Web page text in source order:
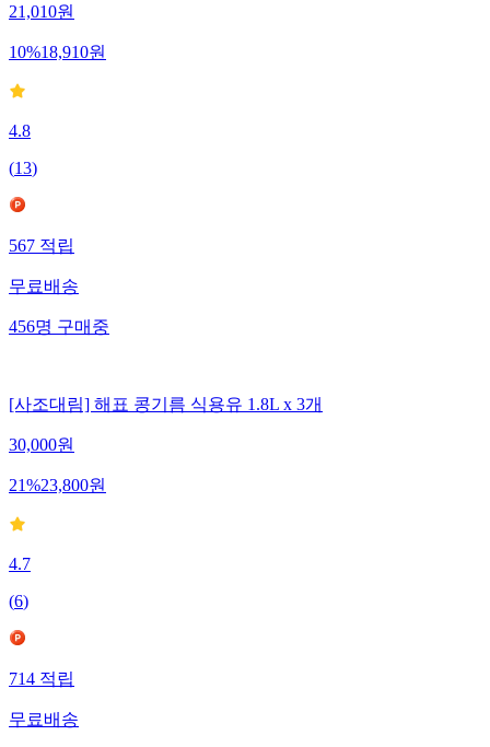
21,010원
10%18,910원
4.8
(13)
567적립
무료배송
456명구매중
[사조대림] 해표 콩기름 식용유 1.8L x 3개
30,000원
21%23,800원
4.7
(6)
714적립
무료배송